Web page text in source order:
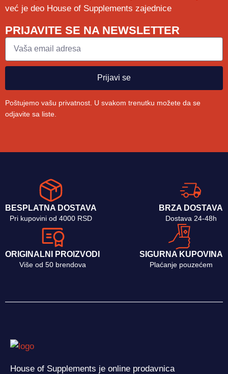
već je deo House of Supplements zajednice
PRIJAVITE SE NA NEWSLETTER
Prijavi se
Poštujemo vašu privatnost. U svakom trenutku možete da se
odjavite sa liste.
BESPLATNA DOSTAVA
Pri kupovini od 4000 RSD
BRZA DOSTAVA
Dostava 24-48h
ORIGINALNI PROIZVODI
Više od 50 brendova
SIGURNA KUPOVINA
Plaćanje pouzećem
House of Supplements je online prodavnica